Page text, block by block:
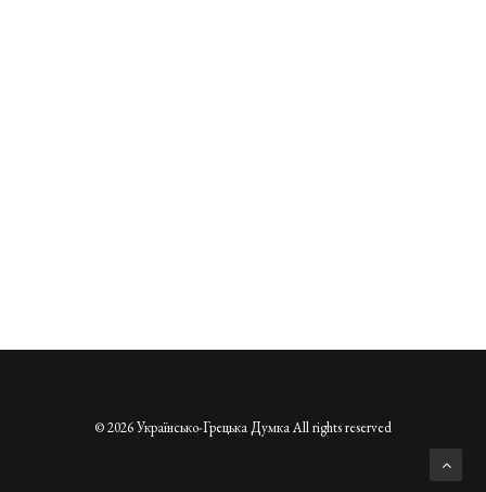
© 2026 Українсько-Грецька Думка All rights reserved